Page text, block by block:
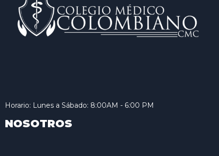
Horario: Lunes a Sábado: 8:00AM - 6:00 PM
NOSOTROS